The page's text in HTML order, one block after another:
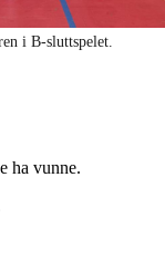
i B-sluttspelet.
ha vunne.